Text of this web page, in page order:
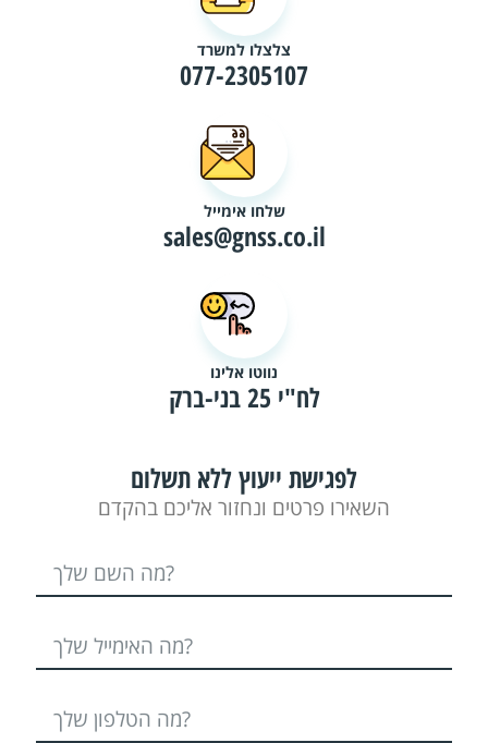
צלצלו למשרד
077-2305107
שלחו אימייל
sales@gnss.co.il
נווטו אלינו
לח"י 25 בני-ברק
לפגישת ייעוץ ללא תשלום
השאירו פרטים ונחזור אליכם בהקדם